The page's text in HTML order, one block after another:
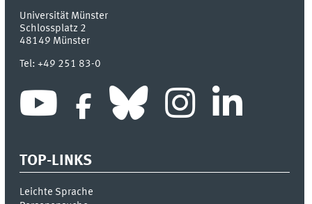
Universität Münster
Schlossplatz 2
48149 Münster
Tel:+49 251 83-0
TOP-LINKS
Leichte Sprache